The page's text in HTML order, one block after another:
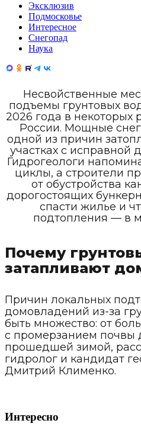
Эксклюзив
Подмосковье
Интересное
Снегопад
Наука
Несвойственные
подъемы грунтовых
2026 года в некоторых
России. Мощные
одной из причин
участках с исправной
Гидрогеологи
циклы, а строители
от обустройства
дорогостоящих
спасти жилье и
подтопления — в
Почему
затапливают
Причин локальных
домовладений из-за
быть множество: от
с промерзанием почвы
прошедшей зимой,
гидролог и кандидат
Дмитрий Клименко.
Интересно